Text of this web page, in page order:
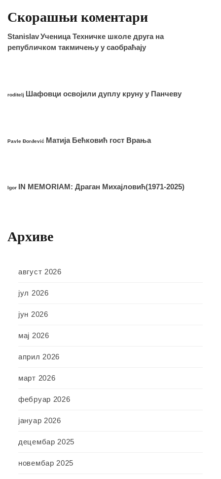
Скорашњи коментари
StanislavУченица Техничке школе друга на
републичком такмичењу у саобраћају
roditelj Шафовци освојили дуплу круну у Панчеву
Pavle Đorđević Матија Бећковић гост Врања
Igor IN MEMORIAM: Драган Михајловић(1971-2025)
Архиве
август 2026
јул 2026
јун 2026
мај 2026
април 2026
март 2026
фебруар 2026
јануар 2026
децембар 2025
новембар 2025